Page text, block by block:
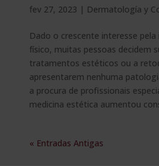
fev 27, 2023 | Dermatología y
Dado o crescente interesse
físico, muitas pessoas decidem
tratamentos estéticos ou a
apresentarem nenhuma
a procura de profissionais
medicina estética aumentou
« Entradas Antigas